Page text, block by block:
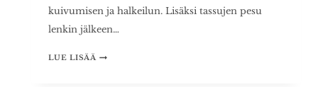
kuivumisen ja halkeilun. Lisäksi tassujen pesu
lenkin jälkeen…
LUE LISÄÄ KOIRAN